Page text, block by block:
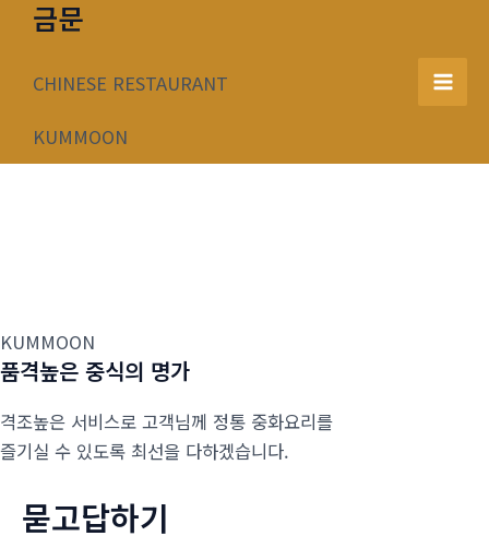
너
금문
CHINESE RESTAURANT
KUMMOON
Main
KUMMOON
품격높은 중식의 명가
격조높은 서비스로 고객님께 정통 중화요리를
즐기실 수 있도록 최선을 다하겠습니다.
묻고답하기